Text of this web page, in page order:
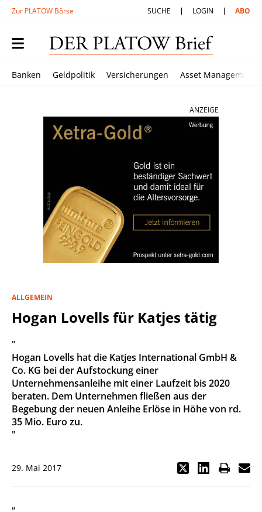
Zur PLATOW Börse SUCHE LOGIN ABO
Banken Geldpolitik Versicherungen Asset Management
ANZEIGE
ALLGEMEIN
Hogan Lovells für Katjes tätig
"
Hogan Lovells hat die Katjes International GmbH &
Co. KG bei der Aufstockung einer
Unternehmensanleihe mit einer Laufzeit bis 2020
beraten. Dem Unternehmen fließen aus der
Begebung der neuen Anleihe Erlöse in Höhe von rd.
35 Mio. Euro zu.
"
29. Mai 2017
„